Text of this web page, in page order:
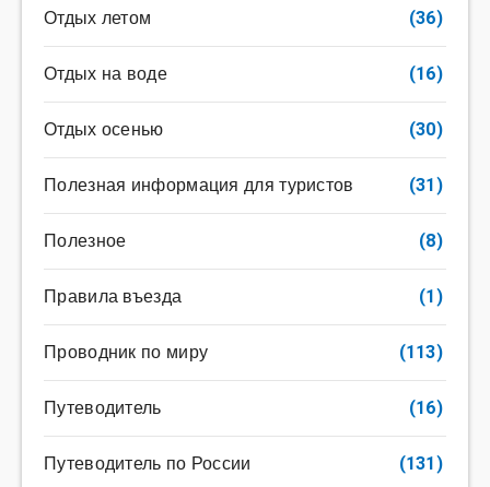
Отдых летом (36)
Отдых на воде (16)
Отдых осенью (30)
Полезная информация для туристов (31)
Полезное (8)
Правила въезда (1)
Проводник по миру (113)
Путеводитель (16)
Путеводитель по России (131)